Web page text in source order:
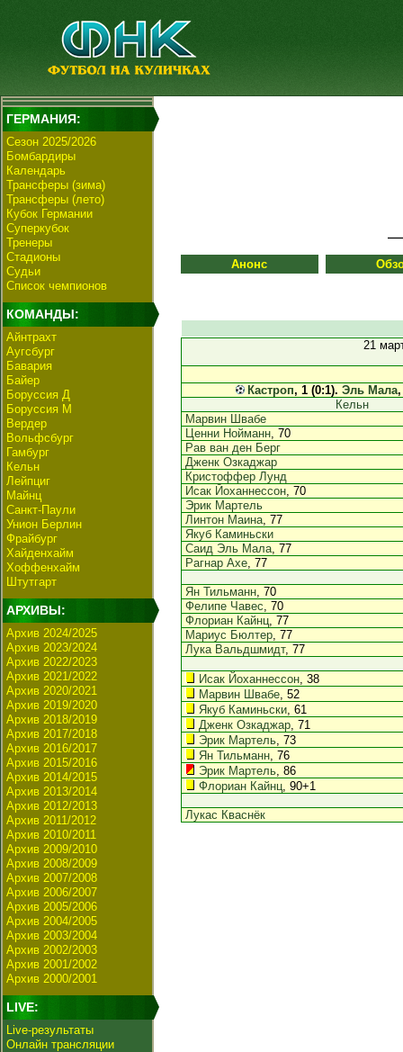
ГЕРМАНИЯ:
Сезон 2025/2026
Бомбардиры
Календарь
Трансферы (зима)
Трансферы (лето)
Кубок Германии
Суперкубок
Тренеры
Стадионы
Судьи
Список чемпионов
КОМАНДЫ:
Айнтрахт
Аугсбург
Бавария
Байер
Боруссия Д
Боруссия М
Вердер
Вольфсбург
Гамбург
Кельн
Лейпциг
Майнц
Санкт-Паули
Унион Берлин
Фрайбург
Хайденхайм
Хоффенхайм
Штутгарт
АРХИВЫ:
Архив 2024/2025
Архив 2023/2024
Архив 2022/2023
Архив 2021/2022
Архив 2020/2021
Архив 2019/2020
Архив 2018/2019
Архив 2017/2018
Архив 2016/2017
Архив 2015/2016
Архив 2014/2015
Архив 2013/2014
Архив 2012/2013
Архив 2011/2012
Архив 2010/2011
Архив 2009/2010
Архив 2008/2009
Архив 2007/2008
Архив 2006/2007
Архив 2005/2006
Архив 2004/2005
Архив 2003/2004
Архив 2002/2003
Архив 2001/2002
Архив 2000/2001
LIVE:
Live-результаты
Онлайн трансляции
Анонс
21
Кастроп, 1 (0:1).Эль Мала
Кельн
Марвин Швабе
Ценни Нойманн, 70
Рав ван ден Берг
Дженк Озкаджар
Кристоффер Лунд
Исак Йоханнессон, 70
Эрик Мартель
Линтон Маина, 77
Якуб Каминьски
Саид Эль Мала, 77
Рагнар Ахе, 77
Ян Тильманн, 70
Фелипе Чавес, 70
Флориан Кайнц, 77
Мариус Бюлтер, 77
Лука Вальдшмидт, 77
Исак Йоханнессон, 38
Марвин Швабе, 52
Якуб Каминьски, 61
Дженк Озкаджар, 71
Эрик Мартель, 73
Ян Тильманн, 76
Эрик Мартель, 86
Флориан Кайнц, 90+1
Лукас Кваснёк